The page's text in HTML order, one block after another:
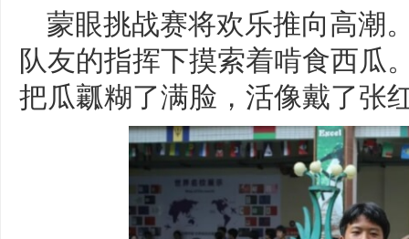
蒙眼挑战赛将欢乐推向高潮
队友的指挥下摸索着啃食西瓜
把瓜瓤糊了满脸，活像戴了张